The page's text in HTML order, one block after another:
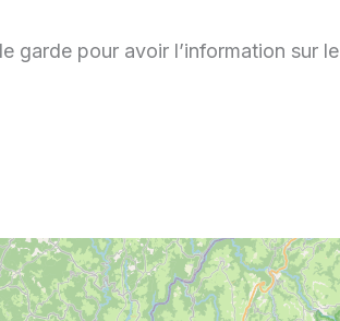
garde pour avoir l’information sur le